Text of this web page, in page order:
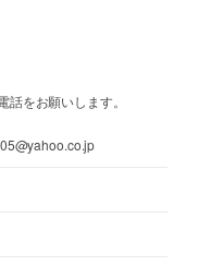
をお願いします。